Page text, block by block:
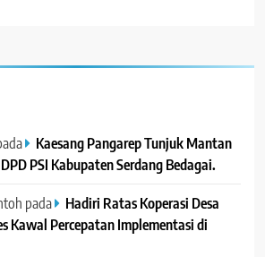
Kaesang Pangarep Tunjuk Mantan
PSI Kabupaten Serdang Bedagai.
pada
Hadiri Ratas Koperasi Desa
Kawal Percepatan Implementasi di